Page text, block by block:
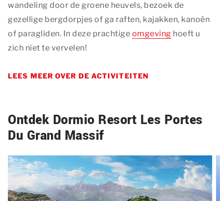
wandeling door de groene heuvels, bezoek de
gezellige bergdorpjes of ga raften, kajakken, kanoën
of paragliden. In deze prachtige omgeving hoeft u
zich niet te vervelen!
LEES MEER OVER DE ACTIVITEITEN
Ontdek Dormio Resort Les Portes
Du Grand Massif